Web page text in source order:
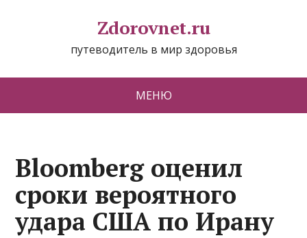
Zdorovnet.ru
путеводитель в мир здоровья
МЕНЮ
Bloomberg оценил
сроки вероятного
удара США по Ирану